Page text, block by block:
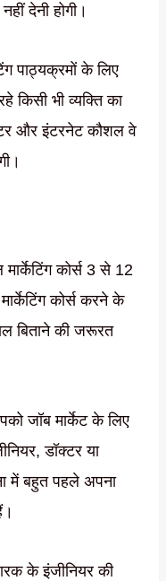
देनी होगी।
पाठ्यक्रमों के लिए
किसी भी व्यक्ति का
और इंटरनेट कौशल वे
कोर्स 3 से 12
कोर्स करने के
बिताने की जरूरत
जॉब मार्केट के लिए
डॉक्टर या
में बहुत पहले अपना
के इंजीनियर की